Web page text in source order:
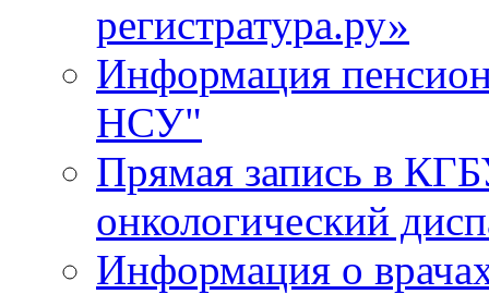
регистратура.ру»
Информация
НСУ"
Прямая запись в
онкологический
Информация о